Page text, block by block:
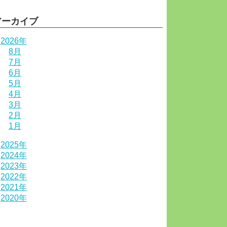
ーカイブ
2026年
8月
7月
6月
5月
4月
3月
2月
1月
2025年
2024年
2023年
2022年
2021年
2020年